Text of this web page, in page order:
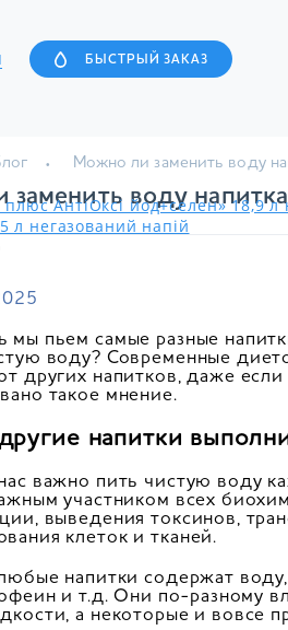
БЫСТРЫЙ ЗАКАЗ
АнтіОксі йод+селен» 18,9 л
л негазований напій
Можно ли заменить воду
воду
пьем самые разные
воду? Современные
других напитков, даже
такое мнение.
напитки
важно пить чистую воду
участником всех
выведения токсинов,
клеток и тканей.
напитки содержат
и т.д. Они по-разному
а некоторые и вовсе